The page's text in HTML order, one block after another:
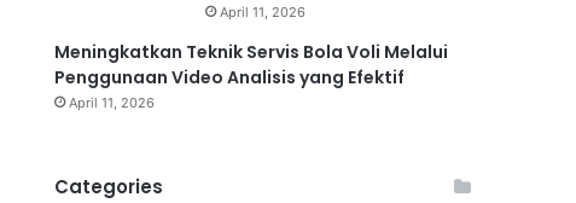
April 11, 2026
Meningkatkan Teknik Servis Bola Voli Melalui
Penggunaan Video Analisis yang Efektif
April 11, 2026
Categories